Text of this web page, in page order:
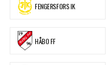
FENGERSFORS IK
HÅBO FF